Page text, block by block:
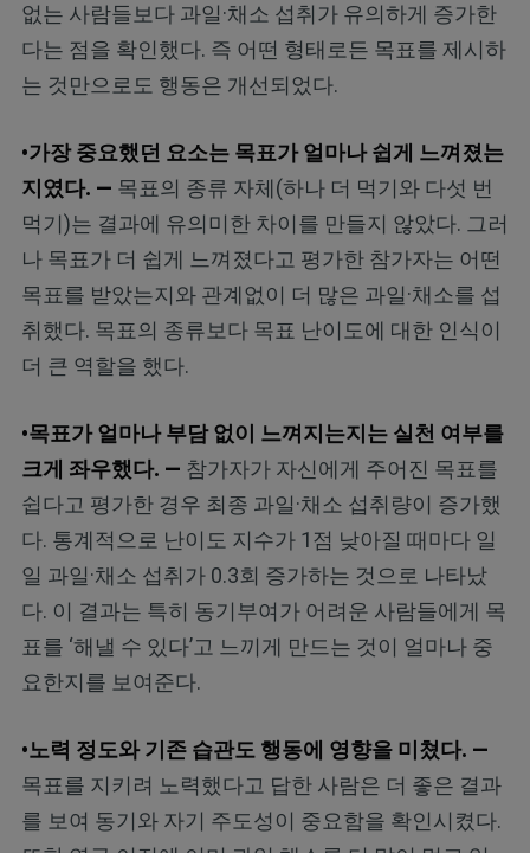
없는 사람들보다 과일·채소 섭취가 유의하게 증가한
다는 점을 확인했다. 즉 어떤 형태로든 목표를 제시하
는 것만으로도 행동은 개선되었다.
•가장 중요했던 요소는 목표가 얼마나 쉽게 느껴졌는
지였다. — 목표의 종류 자체(하나 더 먹기와 다섯 번
먹기)는 결과에 유의미한 차이를 만들지 않았다. 그러
나 목표가 더 쉽게 느껴졌다고 평가한 참가자는 어떤
목표를 받았는지와 관계없이 더 많은 과일·채소를 섭
취했다. 목표의 종류보다 목표 난이도에 대한 인식이
더 큰 역할을 했다.
•목표가 얼마나 부담 없이 느껴지는지는 실천 여부를
크게 좌우했다. — 참가자가 자신에게 주어진 목표를
쉽다고 평가한 경우 최종 과일·채소 섭취량이 증가했
다. 통계적으로 난이도 지수가 1점 낮아질 때마다 일
일 과일·채소 섭취가 0.3회 증가하는 것으로 나타났
다. 이 결과는 특히 동기부여가 어려운 사람들에게 목
표를 ‘해낼 수 있다’고 느끼게 만드는 것이 얼마나 중
요한지를 보여준다.
•노력 정도와 기존 습관도 행동에 영향을 미쳤다. —
목표를 지키려 노력했다고 답한 사람은 더 좋은 결과
를 보여 동기와 자기 주도성이 중요함을 확인시켰다.